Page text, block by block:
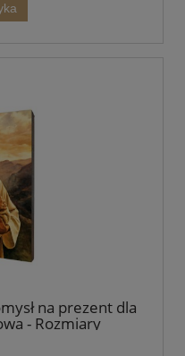
na prezent dla
- Rozmiary